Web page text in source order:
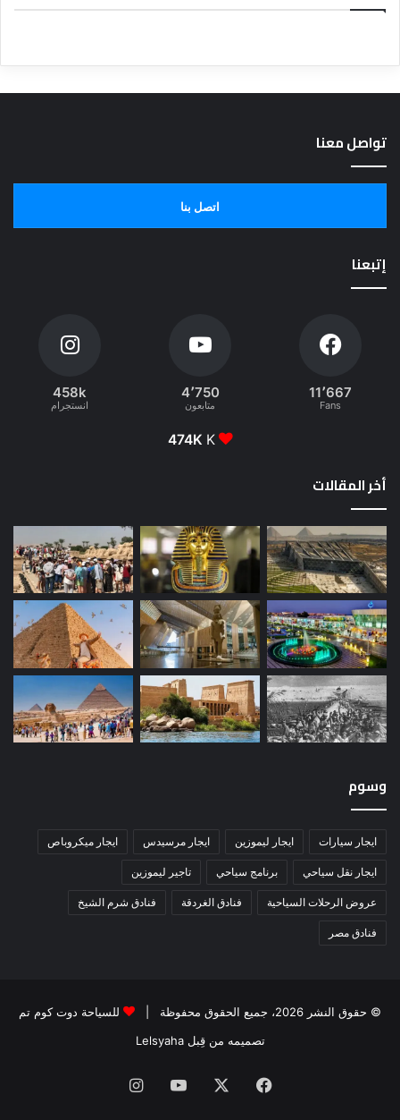
تواصل معنا
اتصل بنا
إتبعنا
11٬667
Fans
4٬750
متابعون
458k
انستجرام
474K K
أخر المقالات
وسوم
ايجار سيارات ايجار ليموزين ايجار مرسيدس ايجار ميكروباص
ايجار نقل سياحي برنامج سياحي تاجير ليموزين
عروض الرحلات السياحية فنادق الغردقة فنادق شرم الشيخ
فنادق مصر
© حقوق النشر 2026، جميع الحقوق محفوظة |
للسياحة دوت كوم تم
تصميمه من قِبل Lelsyaha
فيسبوك ‫YouTube